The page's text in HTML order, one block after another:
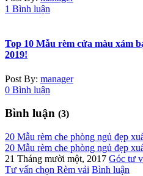
1 Bình luận
Top 10 Mẫu rèm cửa màu xám
2019!
Post By: manager
0 Bình luận
Bình luận (3)
20 Mẫu rèm che phòng ngủ đẹp
20 Mẫu rèm che phòng ngủ đẹp
21 Tháng mười một, 2017 Góc tư
Tư vấn chọn Rèm vải Bình luận